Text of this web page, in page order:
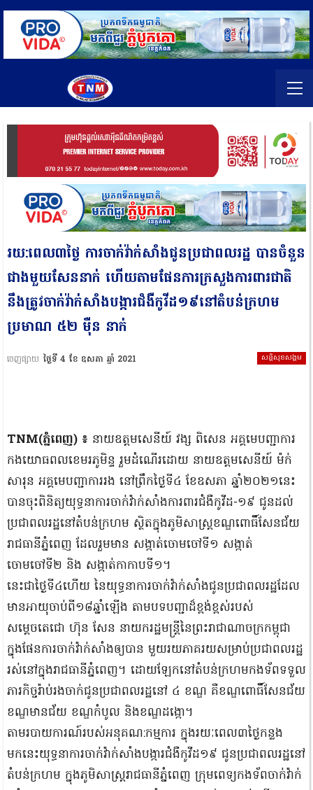
រយ:ពេល៣ថ្ងៃ ការចាក់វ៉ាក់សាំងជូនប្រជាពលរដ្ឋ បានចំនួន
ជាងមួយសែននាក់ ហើយតាមផែនការក្រសួងការពារជាតិ
នឹងត្រូវចាក់វ៉ាក់សាំងបង្ការជំងឺកូវីដ១៩នៅតំបន់ក្រហម
ប្រមាណ ៥២ ម៉ឺន នាក់
សន្តិសុខសង្គម
ចេញផ្សាយ ថ្ងៃទី 4 ខែ ឧសភា ឆ្នាំ 2021
TNM(ភ្នំពេញ) ៖ នាយឧត្តមសេនីយ៍ វង្ស ពិសេន អគ្គមេបញ្ជាការ
កងយោធពលខេមរភូមិន្ទ រួមដំណើរដោយ នាយឧត្តមសេនីយ៍ ម៉ក់
សារុន អគ្គមេបញ្ជាការរង នៅព្រឹកថ្ងៃទី៤ ខែឧសភា ឆ្នាំ២០២១នេះ
បានចុះពិនិត្យយុទ្ធនាការចាក់វ៉ាក់សាំងការពារជំងឺកូវីដ-១៩ ជូនដល់
ប្រជាពលរដ្ឋនៅតំបន់ក្រហម ស្ថិតក្នុងភូមិសាស្ត្រខណ្ឌពោធិ៍សែនជ័យ
រាជធានីភ្នំពេញ ដែលរួមមាន សង្កាត់ចោមចៅទី១ សង្កាត់
ចោមចៅទី២ និង សង្កាត់កាកាបទី១។
នេះជាថ្ងៃទី៤ហើយ នៃយុទ្ធនាការចាក់វ៉ាក់សាំងជូនប្រជាពលរដ្ឋដែល
មានអាយុចាប់ពី១៨ឆ្នាំឡើង តាមបទបញ្ជាដ៏ខ្ពង់ខ្ពស់របស់
សម្ដេចតេជោ ហ៊ុន សែន នាយករដ្ឋមន្ត្រីនៃព្រះរាជាណាចក្រកម្ពុជា
ក្នុងផែនការចាក់វ៉ាក់សាំងឲ្យបាន មួយរយភាគរយសម្រាប់ប្រជាពលរដ្ឋ
រស់នៅក្នុងរាជធានីភ្នំពេញ។ ដោយឡែកនៅតំបន់ក្រហមកងទ័ពទទួល
ភារកិច្ចរ៉ាប់រងចាក់ជូនប្រជាពលរដ្ឋនៅ ៤ ខណ្ឌ គឺខណ្ឌពោធិ៍សែនជ័យ
ខណ្ឌមានជ័យ ខណ្ឌកំបូល និងខណ្ឌដង្កោ។
តាមរបាយការណ៍របស់អនុគណ:កម្មការ ក្នុងរយៈពេល៣ថ្ងៃកន្លង
មកនេះយុទ្ធនាការចាក់វ៉ាក់សាំងបង្ការជំងឺកូវីដ១៩ ជូនប្រជាពលរដ្ឋនៅ
តំបន់ក្រហម ក្នុងភូមិសាស្ត្ររាជធានីភ្នំពេញ ក្រុមពេទ្យកងទ័ពចាក់វ៉ាក់